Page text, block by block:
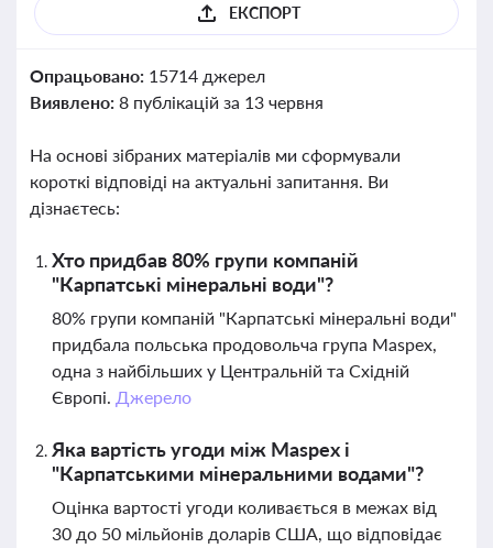
ЕКСПОРТ
Опрацьовано: 15714 джерел
Виявлено: 8 публікацій за 13 червня
На основі зібраних матеріалів ми сформували
короткі відповіді на актуальні запитання. Ви
дізнаєтесь:
Хто придбав 80% групи компаній
"Карпатські мінеральні води"?
80% групи компаній "Карпатські мінеральні води"
придбала польська продовольча група Maspex,
одна з найбільших у Центральній та Східній
Європі. Джерело
Яка вартість угоди між Maspex і
"Карпатськими мінеральними водами"?
Оцінка вартості угоди коливається в межах від
30 до 50 мільйонів доларів США, що відповідає